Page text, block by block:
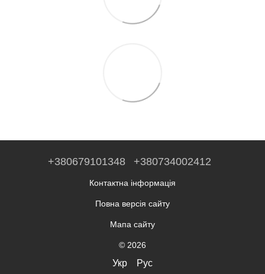
+380679101348 +380734002412
Контактна інформація
Повна версія сайту
Мапа сайту
© 2026
Укр Рус